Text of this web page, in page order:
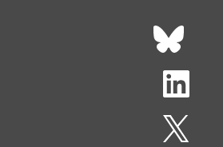
Réseaux sociaux footer